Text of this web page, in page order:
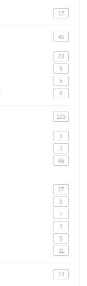
12
40
23
5
5
6
123
1
1
46
27
9
7
1
5
11
14